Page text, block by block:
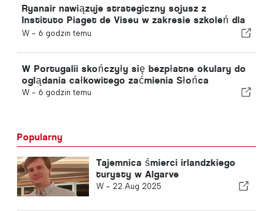
Ryanair nawiązuje strategiczny sojusz z
Instituto Piaget de Viseu w zakresie szkoleń dla
sektora lotniczego w Portugalii
W - 6 godzin temu
W Portugalii skończyły się bezpłatne okulary do
oglądania całkowitego zaćmienia Słońca
W - 6 godzin temu
Popularny
Tajemnica śmierci irlandzkiego
turysty w Algarve
W - 22 Aug 2025